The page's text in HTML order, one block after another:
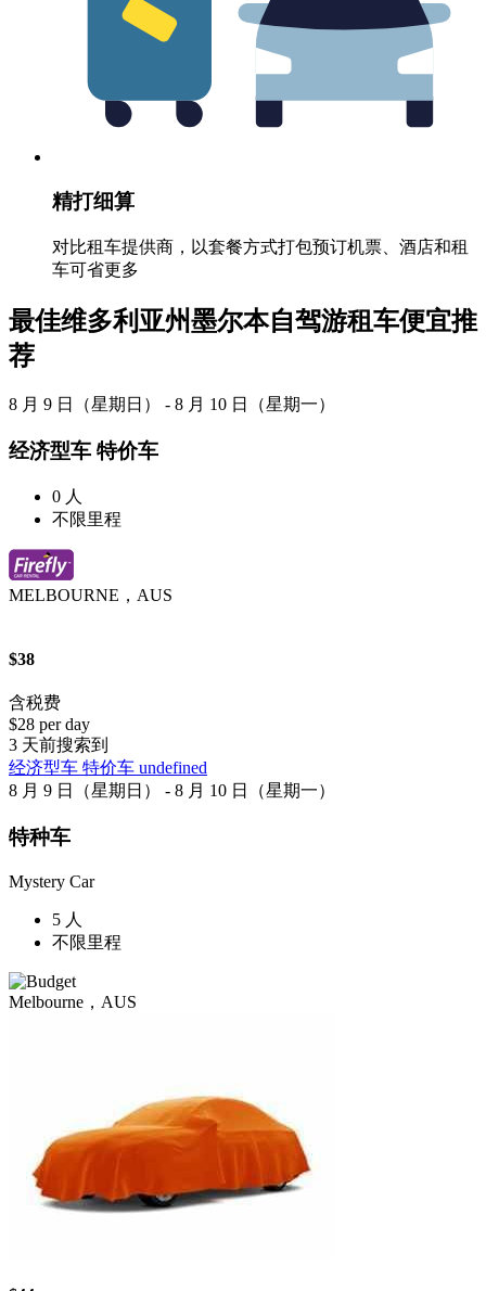
精打细算
对比租车提供商，以套餐方式打包预订机票、酒店和租
车可省更多
最佳维多利亚州墨尔本自驾游租车便宜推
荐
8 月 9 日（星期日） - 8 月 10 日（星期一）
经济型车 特价车
0 人
不限里程
MELBOURNE，AUS
$38
含税费
$28 per day
3 天前搜索到
经济型车 特价车 undefined
8 月 9 日（星期日） - 8 月 10 日（星期一）
特种车
Mystery Car
5 人
不限里程
Melbourne，AUS